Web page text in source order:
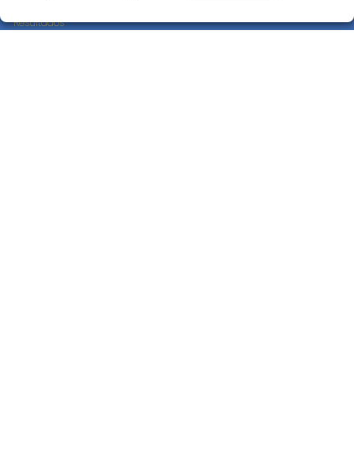
Resultados